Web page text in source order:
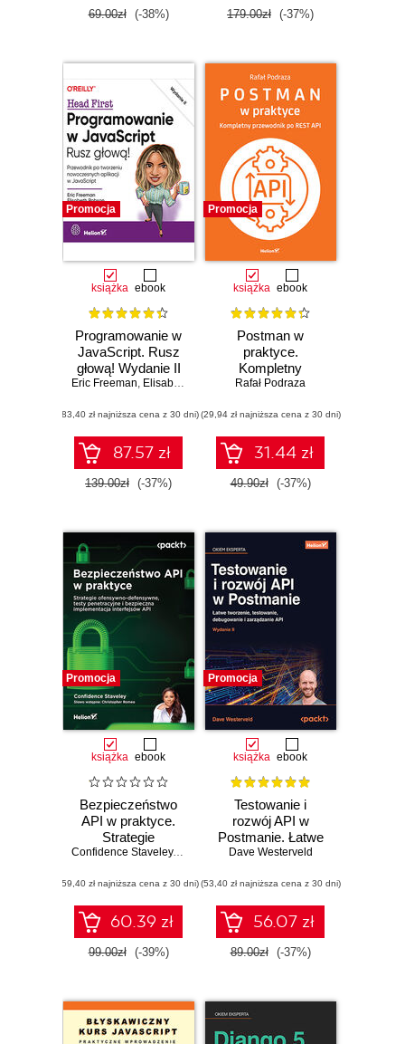
69.00zł (-38%) 179.00zł (-37%)
Promocja
książka ebook
Programowanie w
JavaScript. Rusz
głową! Wydanie II
Eric Freeman, Elisabeth Robson
(83,40 zł najniższa cena z 30 dni)
87.57 zł
139.00zł (-37%)
Promocja
książka ebook
Postman w
praktyce.
Kompletny
przewodnik po
Rafał Podraza
(29,94 zł najniższa cena z 30 dni)
31.44 zł
49.90zł (-37%)
Promocja
książka ebook
Bezpieczeństwo
API w praktyce.
Strategie
ofensywno-
penetracyjne i
bezpieczna
implementacja
interfejsów API
Confidence Staveley
,Christopher Romeo
(59,40 zł najniższa cena z 30 dni)
60.39 zł
99.00zł (-39%)
Promocja
książka ebook
Testowanie i
rozwój API w
Postmanie. Łatwe
tworzenie,
debugowanie i
zarządzanie API.
Wydanie II
Dave Westerveld
(53,40 zł najniższa cena z 30 dni)
56.07 zł
89.00zł (-37%)